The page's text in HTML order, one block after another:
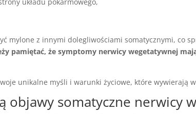
mylone z innymi dolegliwościami somatycznymi, co
pamiętać, że symptomy nerwicy wegetatywnej
unikalne myśli i warunki życiowe, które wywierają
objawy somatyczne nerwicy